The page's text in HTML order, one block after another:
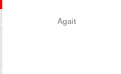
Agait